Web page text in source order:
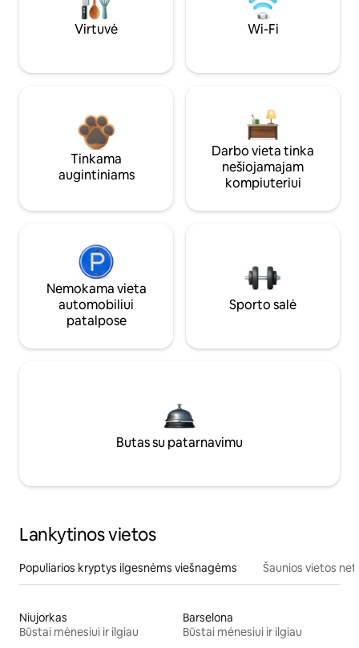
Virtuvė Wi-Fi
Tinkama
augintiniams
Darbo vieta tinka
nešiojamajam
kompiuteriui
Nemokama vieta
automobiliui
patalpose
Sporto salė
Butas su patarnavimu
Lankytinos vietos
Populiarios kryptys ilgesnėms viešnagėms Šaunios vietos
Niujorkas
Būstai mėnesiui ir ilgiau
Barselona
Būstai mėnesiui ir ilgiau